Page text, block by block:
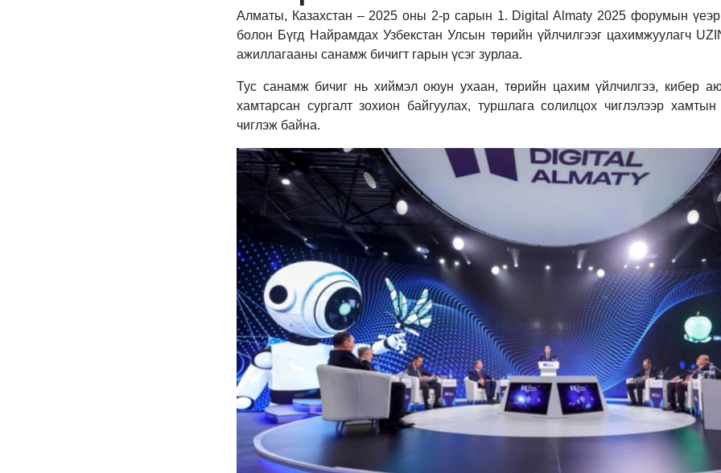
Алматы, Казахстан – 2025 оны 2-р сарын 1. Digital Almaty 2025 форумын
болон Бүгд Найрамдах Узбекстан Улсын төрийн үйлчилгээг цахимжуулагч
ажиллагааны санамж бичигт гарын үсэг зурлаа.
Тус санамж бичиг нь хиймэл оюун ухаан, төрийн цахим үйлчилгээ, кибер
хамтарсан сургалт зохион байгуулах, туршлага солилцох чиглэлээр хамтын
чиглэж байна.